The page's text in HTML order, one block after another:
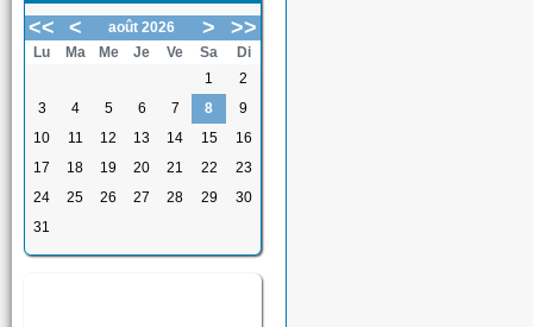
<< < août 2026 > >>
Lu Ma Me Je Ve Sa
Di
1
2
3
4 5 6 7 8
9
10
11 12 13 14 15
16
17
18 19 20 21 22
23
24
25 26 27 28 29
30
31